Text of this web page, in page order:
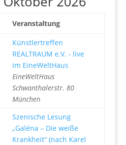
Veranstaltung
Künstlertreffen
REALTRAUM e.V. - live
im EineWeltHaus
EineWeltHaus
Schwanthalerstr. 80
München
Szenische Lesung
„Galéna – Die weiße
Krankheit“ (nach Karel